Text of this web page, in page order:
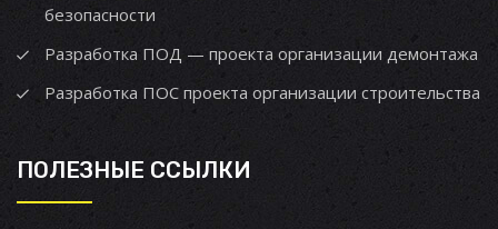
безопасности
Разработка ПОД — проекта организации демонтажа
Разработка ПОС проекта организации строительства
ПОЛЕЗНЫЕ ССЫЛКИ